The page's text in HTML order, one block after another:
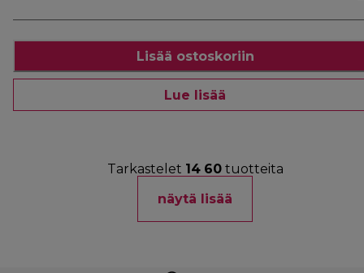
Lisää ostoskoriin
Lue lisää
Tarkastelet 14 60tuotteita
näytä lisää